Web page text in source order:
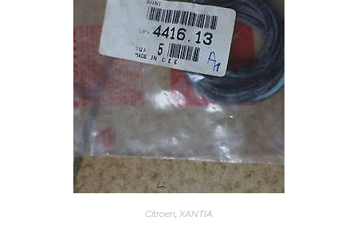
Citroen XANTIA